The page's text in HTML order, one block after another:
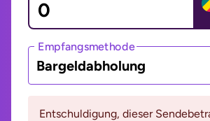
Empfangsmethode
Bargeldabholung
Entschuldigung, dieser